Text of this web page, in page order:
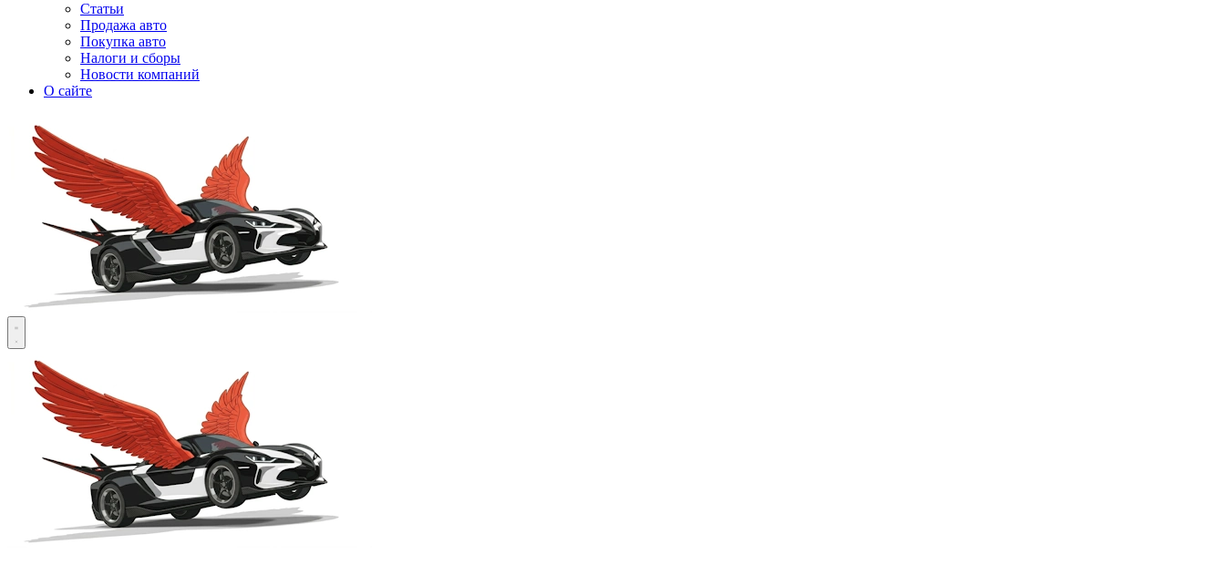
Статьи
Продажа авто
Покупка авто
Налоги и сборы
Новости компаний
О сайте